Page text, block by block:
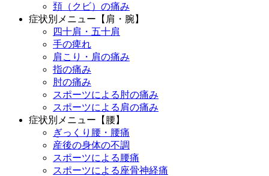
頚（クビ）の痛み
症状別メニュー【肩・腕】
四十肩・五十肩
手の痺れ
肩こり・肩の痛み
指の痛み
肘の痛み
スポーツによる肘の痛み
スポーツによる肩の痛み
症状別メニュー【腰】
ぎっくり腰・腰痛
産後の身体の不調
スポーツによる腰痛
スポーツによる座骨神経痛